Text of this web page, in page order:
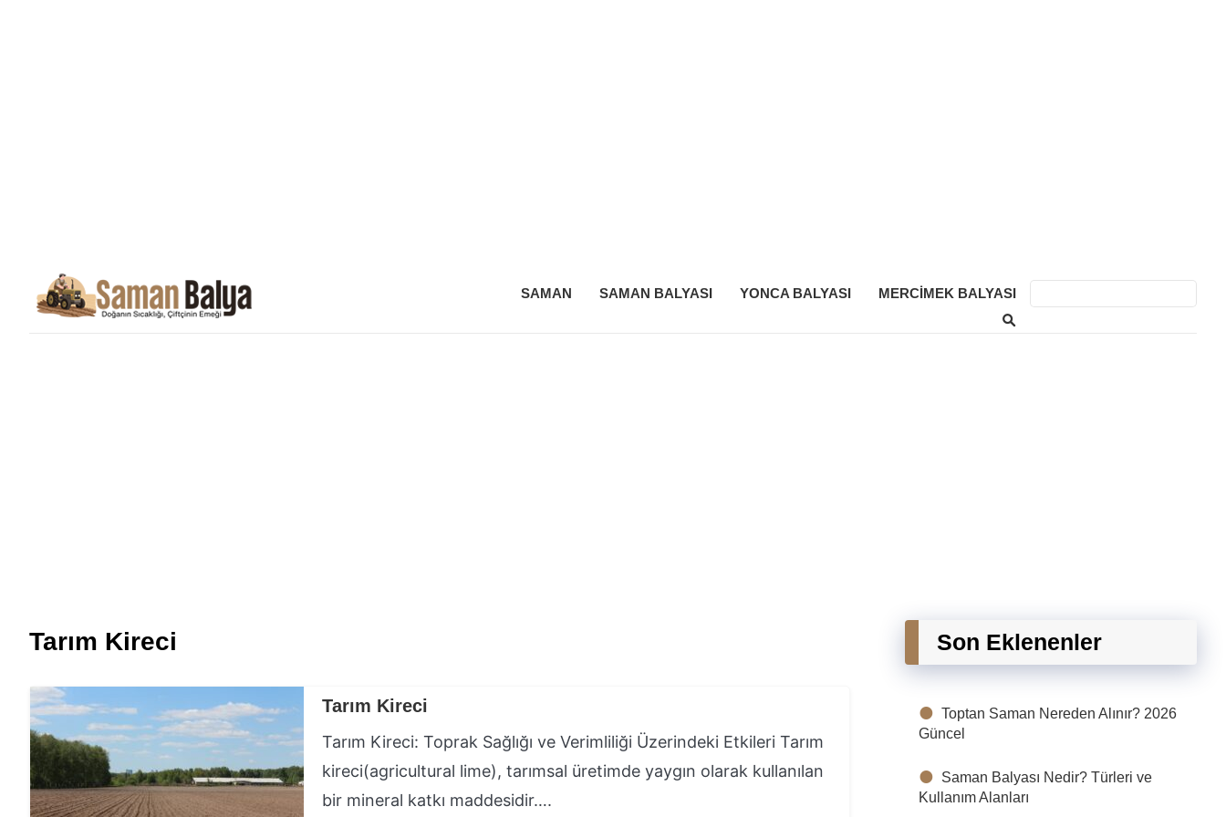
Saman Balyası
SAMAN SAMAN BALYASI YONCA BALYASI MERCIMEK BALYASI
Tarım Kireci
Tarım Kireci
Tarım Kireci: Toprak Sağlığı ve Verimliliği Üzerindeki Etkileri Tarım
kireci(agricultural lime), tarımsal üretimde yaygın olarak kullanılan
bir mineral katkı maddesidir….
Son Eklenenler
Toptan Saman Nereden Alınır? 2026
Güncel
Saman Balyası Nedir? Türleri ve
Kullanım Alanları